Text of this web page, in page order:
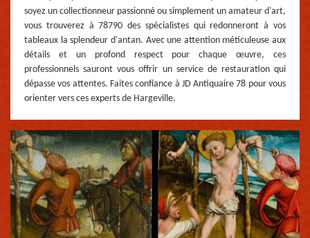
soyez un collectionneur passionné ou simplement un amateur d'art,
vous trouverez à 78790 des spécialistes qui redonneront à vos
tableaux la splendeur d'antan. Avec une attention méticuleuse aux
détails et un profond respect pour chaque œuvre, ces
professionnels sauront vous offrir un service de restauration qui
dépasse vos attentes. Faites confiance à JD Antiquaire 78 pour vous
orienter vers ces experts de Hargeville.